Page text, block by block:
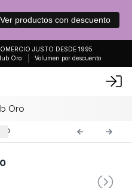
Ver productos con descuento
JUSTO DESDE 1995
Oro Volumen por descuento
Oro
20